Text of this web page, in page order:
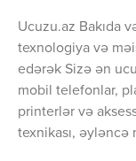
Ucuzu.az Bakıda
texnologiya və
edərək Sizə ən
mobil telefonlar,
printerlər və
texnikası, əyləncə